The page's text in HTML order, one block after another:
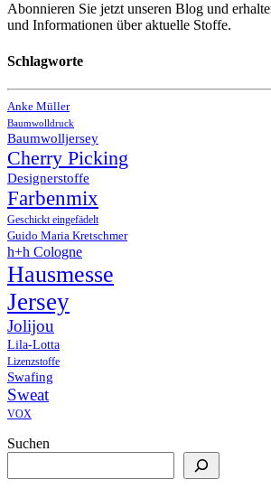
Abonnieren Sie jetzt unseren Blog und
und Informationen über aktuelle Stoffe.
Schlagworte
Anke Müller
Baumwolldruck
Baumwolljersey
Cherry Picking
Designerstoffe
Farbenmix
Geschickt eingefädelt
Guido Maria Kretschmer
h+h Cologne
Hausmesse
Jersey
Jolijou
Lila-Lotta
Lizenzstoffe
Swafing
Sweat
VOX
Suchen